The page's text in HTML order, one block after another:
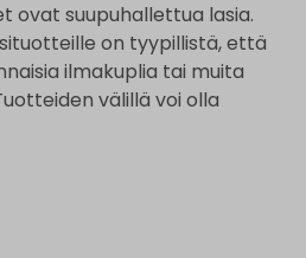
ovat suupuhallettua lasia.
on tyypillistä, että
ilmakuplia tai muita
välillä voi olla